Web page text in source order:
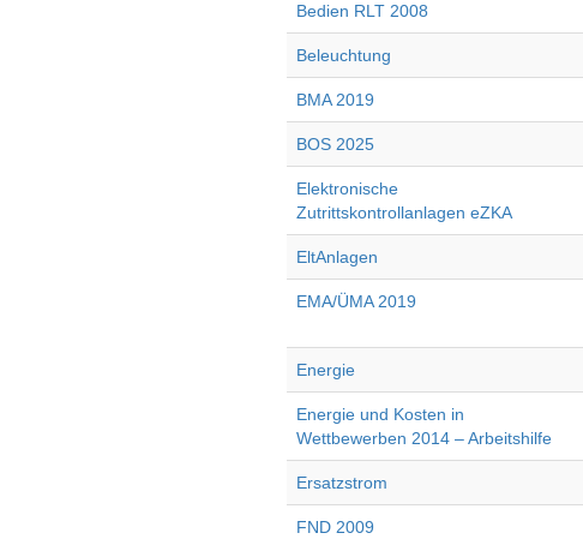
Bedien RLT 2008
Beleuchtung
BMA 2019
BOS 2025
Elektronische
Zutrittskontrollanlagen eZKA
EltAnlagen
EMA/ÜMA 2019
Energie
Energie und Kosten in
Wettbewerben 2014 – Arbeitshilfe
Ersatzstrom
FND 2009